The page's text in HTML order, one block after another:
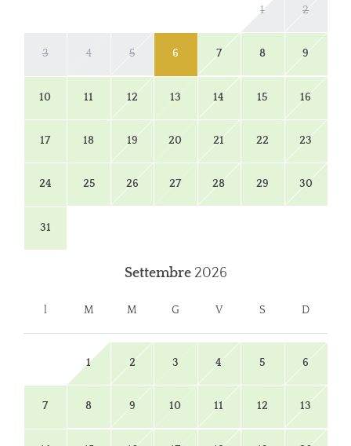
1 2
3 4 5 6 7 8 9
10 11 12 13 14 15 16
17 18 19 20 21 22 23
24 25 26 27 28 29 30
31
Settembre 2026
l M M G V S D
1 2 3 4 5 6
7 8 9 10 11 12 13